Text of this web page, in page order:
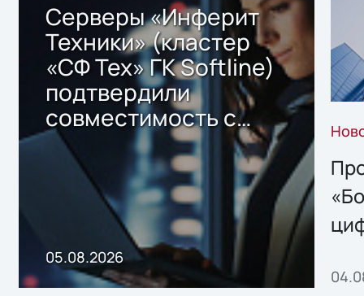
Серверы «Инферит
Техники» (кластер
«СФ Тех» ГК Softline)
подтвердили
совместимость с
решением Sharx
Storage 2.x для
хранения данных
05.08.2026